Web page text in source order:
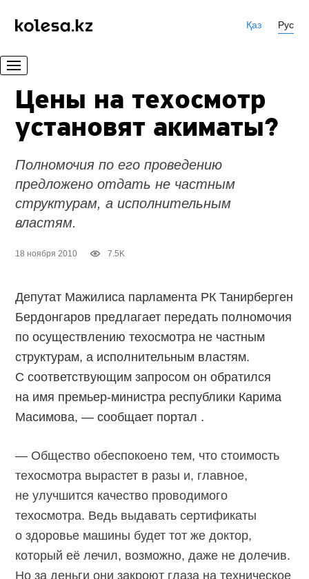
Қаз Рус
Цены на техосмотр
установят акиматы?
Полномочия по его проведению
предложено отдать не частным
структурам, а исполнительным
властям.
18 ноября 2010 7.5K
Депутат Мажилиса парламента РК Танирберген
Бердонгаров предлагает передать полномочия
по осуществлению техосмотра не частным
структурам, а исполнительным властям.
С соответствующим запросом он обратился
на имя премьер-министра республики Карима
Масимова, — сообщает портал .
— Общество обеспокоено тем, что стоимость
техосмотра вырастет в разы и, главное,
не улучшится качество проводимого
техосмотра. Ведь выдавать сертификаты
о здоровье машины будет тот же доктор,
который её лечил, возможно, даже не долечив.
Но за деньги они закроют глаза на техническое